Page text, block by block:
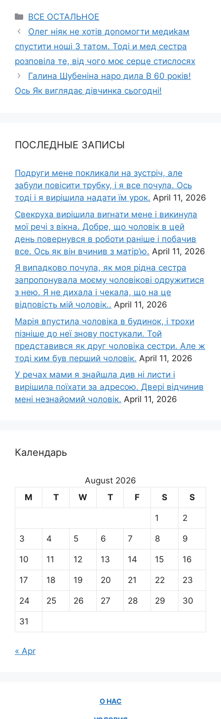
Categories
ВСЕ ОСТАЛЬНОЕ
Олег ніяк не хотів доnомогти медиkам
спустити ноші З татом. Тоді и мед сестра
розповіла те, від чого моє серце стислосях
Галина Шубеніна наро дила В 60 років!
Ось Як виглядає дівчинка сьогодні!
ПОСЛЕДНЫЕ ЗАПИСЫ
Подруги мене покликали на зустріч, але
забули повісити трубку, і я все почула. Ось
тоді і я вирішила надати їм урок. April 11, 2026
Свекруха вирішила виrнати мене і викинула
мої речі з вікна. Добре, що чоловік в цей
день повернувся в роботи раніше і побачив
все. Ось як він вчинив з матір’ю. April 11, 2026
Я випадково почула, як моя рідна сестра
запропонувала моєму чоловікові одружитися
з нею. Я не дихала і чекала, що на це
відповість мій чоловік.. April 11, 2026
Марія впустила чоловіка в будинок, і трохи
пізніше до неї знову постукали. Той
представився як друг чоловіка сестри. Але ж
тоді ким був перший чоловік. April 11, 2026
У речах мами я знайшла див ні листи і
вирішила поїхати за адресою. Двері відчинив
мені незнайомий чоловік. April 11, 2026
Календарь
August 2026
M
T W T F S S
1 2
3 4 5 6 7 8 9
10 11 12 13 14 15 16
17 18 19 20 21 22 23
24 25 26 27 28 29 30
31
« Apr
О НАС